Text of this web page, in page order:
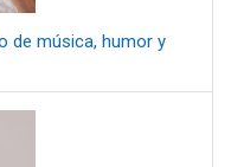
de música, humor y